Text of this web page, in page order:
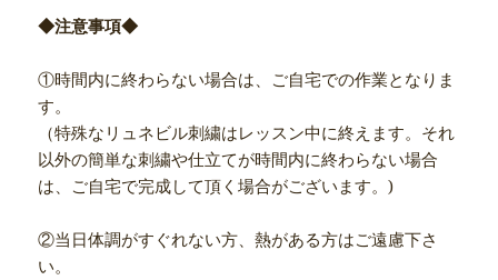
◆注意事項◆
①時間内に終わらない場合は、ご自宅での作業となりま
す。
（特殊なリュネビル刺繍はレッスン中に終えます。それ
以外の簡単な刺繍や仕立てが時間内に終わらない場合
は、ご自宅で完成して頂く場合がございます。)
②当日体調がすぐれない方、熱がある方はご遠慮下さ
い。